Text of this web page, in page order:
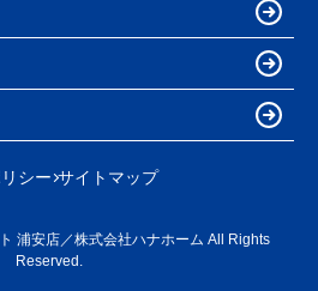
シー サイトマップ
浦安店／株式会社ハナホーム All Rights
Reserved.